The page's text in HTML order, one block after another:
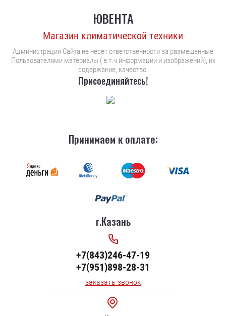
ЮВЕНТА
Магазин климатической техники
Администрация Сайта не несет ответственности за размещенные
Пользователями материалы ( в т.ч информации и изображений), их
содержание, качество.
Присоединяйтесь!
Принимаем к оплате:
г.Казань
+7(843)246-47-19
+7(951)898-28-31
заказать звонок